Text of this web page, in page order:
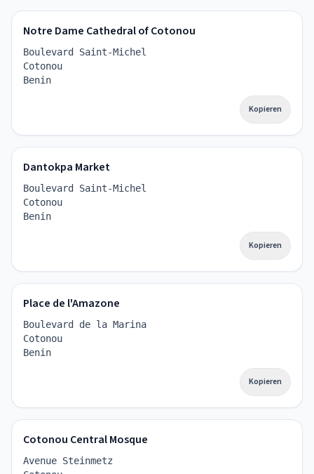
Notre Dame Cathedral of Cotonou
Boulevard Saint-Michel
Cotonou
Benin
Kopieren
Dantokpa Market
Boulevard Saint-Michel
Cotonou
Benin
Kopieren
Place de l'Amazone
Boulevard de la Marina
Cotonou
Benin
Kopieren
Cotonou Central Mosque
Avenue Steinmetz